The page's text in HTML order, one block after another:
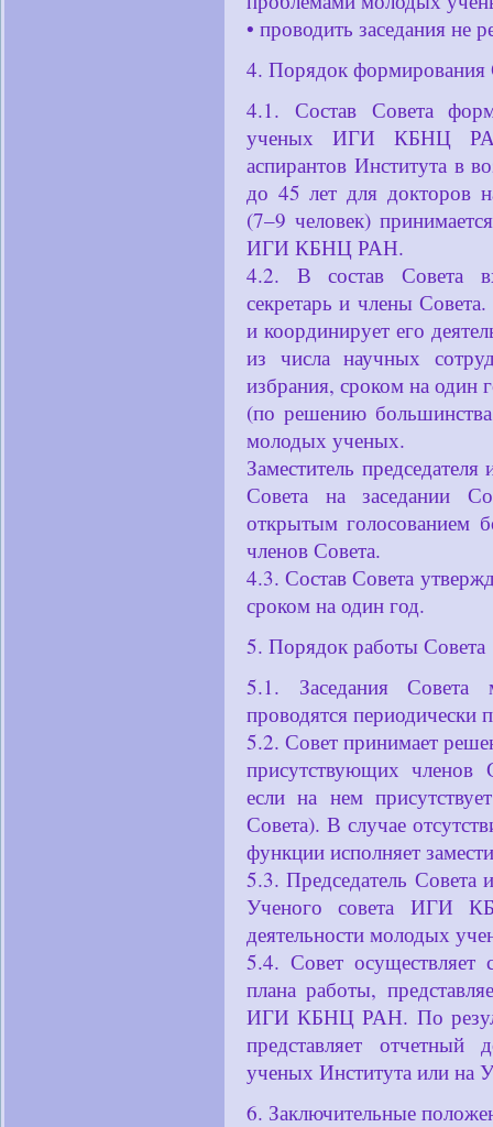
• проводить заседания не
4. Порядок формирования
4.1. Состав Совета
ученых ИГИ КБНЦ
аспирантов Института в
до 45 лет для докторов
(7–9 человек)
ИГИ КБНЦ РАН.
4.2. В состав Совета
секретарь и члены
и координирует его
из числа научных
избрания, сроком на один
(по решению
молодых ученых.
Заместитель
Совета на заседании
открытым голосованием
членов Совета.
4.3. Состав Совета
сроком на один год.
5. Порядок работы Совета
5.1. Заседания
проводятся периодически
5.2. Совет принимает
присутствующих членов
если на нем
Совета). В случае
функции исполняет
5.3. Председатель Совета
Ученого совета ИГИ
деятельности молодых
5.4. Совет осуществляет
плана работы,
ИГИ КБНЦ РАН. По
представляет
ученых Института или на
6. Заключительные